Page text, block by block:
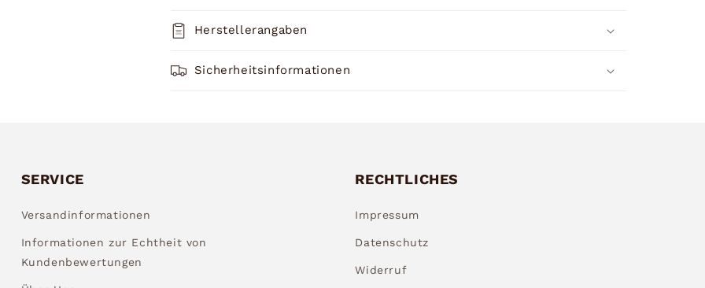
Herstellerangaben
Sicherheitsinformationen
SERVICE
Versandinformationen
Informationen zur Echtheit von
Kundenbewertungen
RECHTLICHES
Impressum
Datenschutz
Widerruf